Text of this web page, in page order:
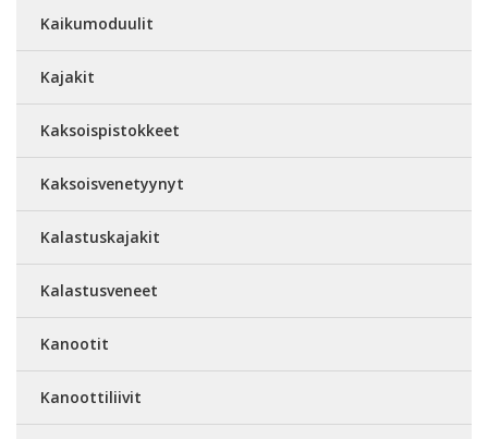
Kaikumoduulit
Kajakit
Kaksoispistokkeet
Kaksoisvenetyynyt
Kalastuskajakit
Kalastusveneet
Kanootit
Kanoottiliivit